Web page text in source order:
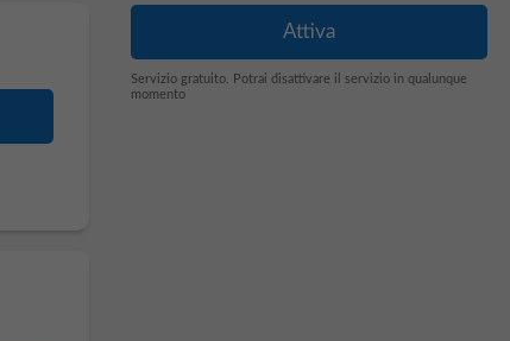
Servizio gratuito. Potrai disattivare il servizio in qualunque
momento